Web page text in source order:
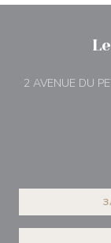
2 AVENUE DU